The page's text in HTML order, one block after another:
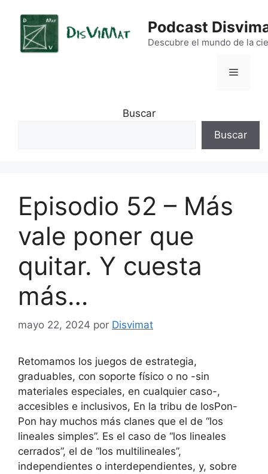
contenido
Podcast
Descubre el mundo de la
Menú
Buscar
Buscar
Episodio 52 – Más
vale poner que
quitar. Y cuesta
más…
mayo 22, 2024 por Disvimat
Retomamos los juegos de estrategia,
graduables, con soporte físico o no -sin
materiales especiales, en cualquier caso-,
accesibles e inclusivos, En la tribu de losPon-
Pon hay muchos más clanes que el de “los
lineales simples”. Es el caso de “los lineales
cerrados”, el de “los multilineales”,
independientes o interdependientes, y, sobre